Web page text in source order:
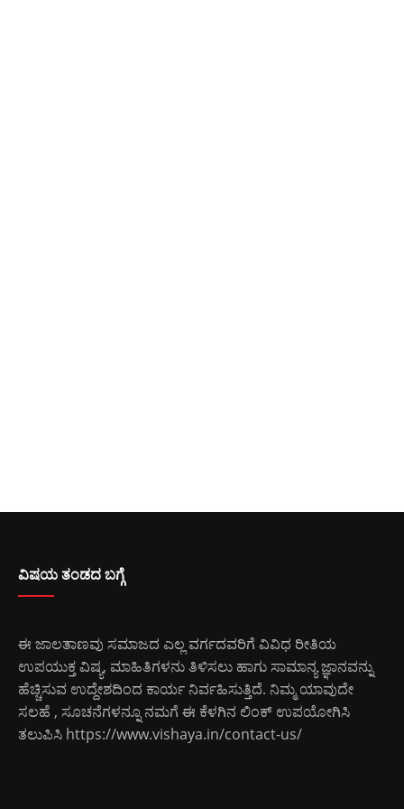
ವಿಷಯ ತಂಡದ ಬಗ್ಗೆ
ಈ ಜಾಲತಾಣವು ಸಮಾಜದ ಎಲ್ಲ ವರ್ಗದವರಿಗೆ ವಿವಿಧ ರೀತಿಯ
ಉಪಯುಕ್ತ ವಿಷ್ಯ, ಮಾಹಿತಿಗಳನು ತಿಳಿಸಲು ಹಾಗು ಸಾಮಾನ್ಯ ಜ್ಞಾನವನ್ನು
ಹೆಚ್ಚಿಸುವ ಉದ್ದೇಶದಿಂದ ಕಾರ್ಯ ನಿರ್ವಹಿಸುತ್ತಿದೆ. ನಿಮ್ಮ ಯಾವುದೇ
ಸಲಹೆ , ಸೂಚನೆಗಳನ್ನೂ ನಮಗೆ ಈ ಕೆಳಗಿನ ಲಿಂಕ್ ಉಪಯೋಗಿಸಿ
ತಲುಪಿಸಿ https://www.vishaya.in/contact-us/